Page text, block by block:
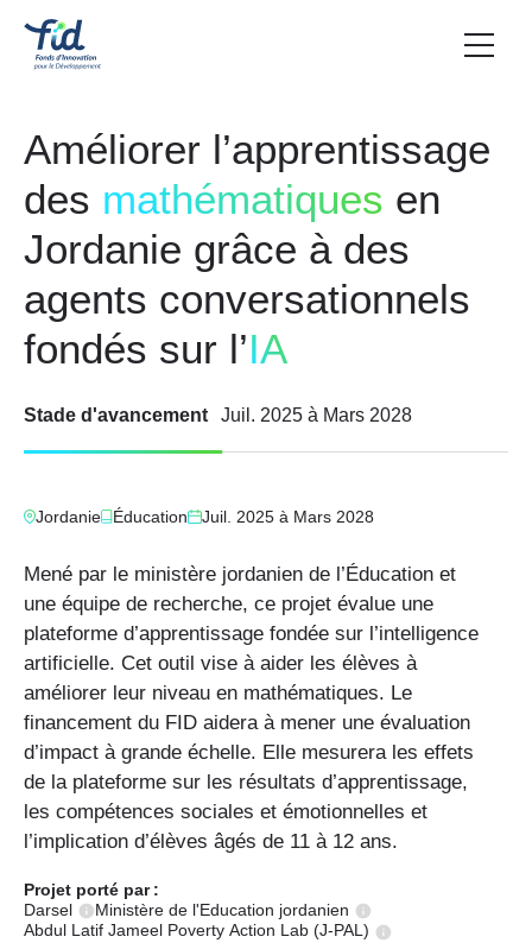
Améliorer l’apprentissage
des mathématiques en
Jordanie grâce à des
agents conversationnels
fondés sur l’IA
Stade d'avancement Juil. 2025 à Mars 2028
Jordanie Éducation Juil. 2025 à Mars 2028
Mené par le ministère jordanien de l’Éducation et
une équipe de recherche, ce projet évalue une
plateforme d’apprentissage fondée sur l’intelligence
artificielle. Cet outil vise à aider les élèves à
améliorer leur niveau en mathématiques. Le
financement du FID aidera à mener une évaluation
d’impact à grande échelle. Elle mesurera les effets
de la plateforme sur les résultats d’apprentissage,
les compétences sociales et émotionnelles et
l’implication d’élèves âgés de 11 à 12 ans.
Projet porté par :
Darsel
Ministère de l'Education jordanien
Abdul Latif Jameel Poverty Action Lab (J-PAL)